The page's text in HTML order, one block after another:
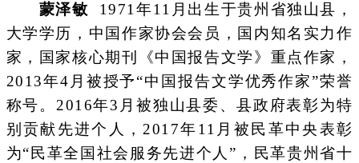
蒙泽敏 1971年11月出生于贵州省独山县，
大学学历，中国作家协会会员，国内知名实力作
家，国家核心期刊《中国报告文学》重点作家，
2013年4月被授予“中国报告文学优秀作家”荣誉
称号。2016年3月被独山县委、县政府表彰为特
别贡献先进个人，2017年11月被民革中央表彰
为“民革全国社会服务先进个人”，民革贵州省十